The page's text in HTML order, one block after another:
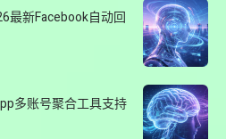
最新Facebook自动回
多账号聚合工具支持